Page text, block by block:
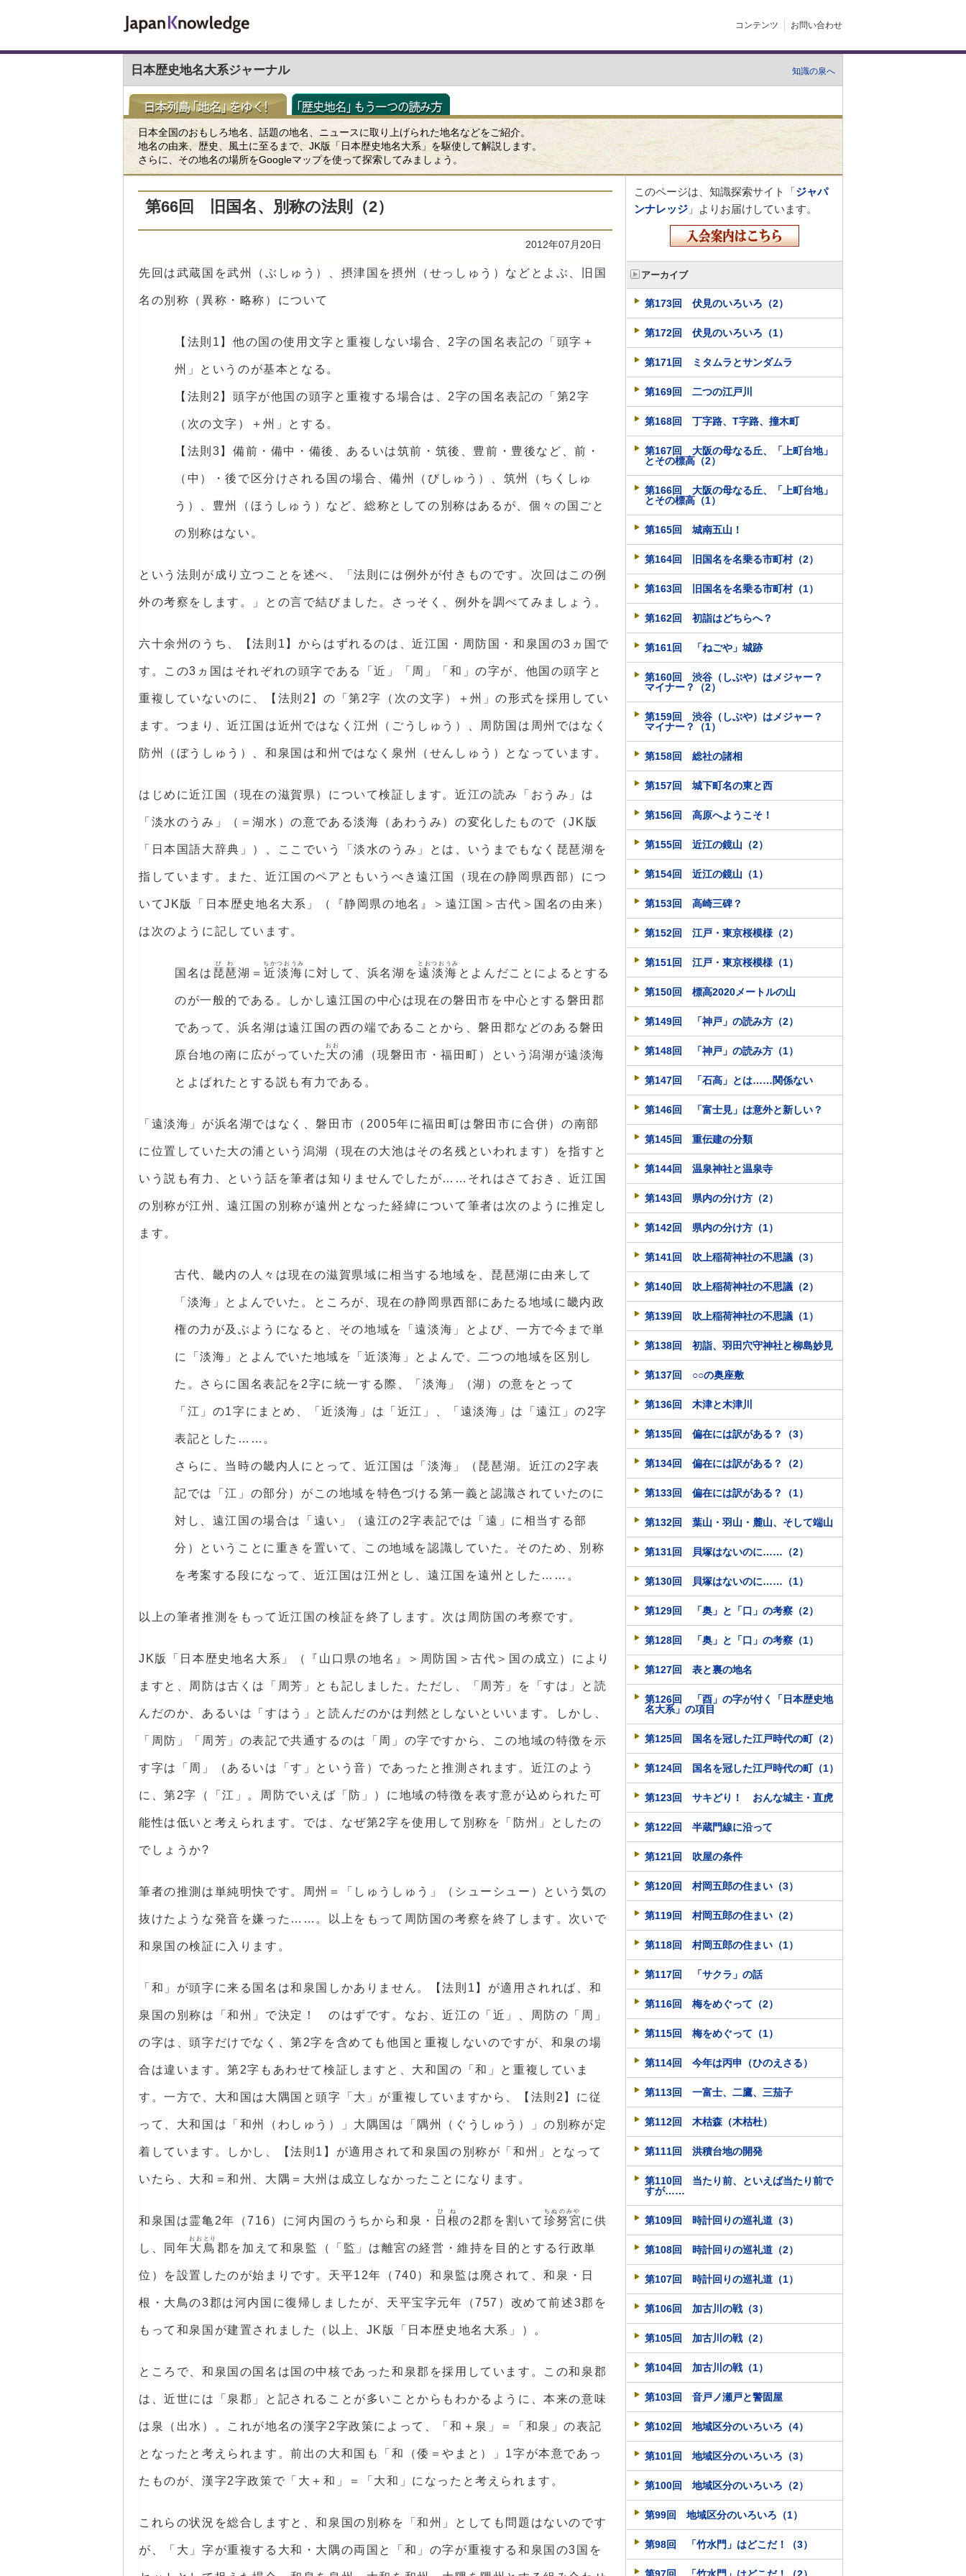
コンテンツ お問い合わせ
日本歴史地名大系ジャーナル 知識の泉へ
日本全国のおもしろ地名、話題の地名、ニュースに取り上げられた地名などをご紹介。
地名の由来、歴史、風土に至るまで、JK版「日本歴史地名大系」を駆使して解説します。
さらに、その地名の場所をGoogleマップを使って探索してみましょう。
第66回 旧国名、別称の法則（2）
2012年07月20日
先回は武蔵国を武州（ぶしゅう）、摂津国を摂州（せっしゅう）などとよぶ、旧国
名の別称（異称・略称）について
【法則1】他の国の使用文字と重複しない場合、2字の国名表記の「頭字＋
州」というのが基本となる。
【法則2】頭字が他国の頭字と重複する場合は、2字の国名表記の「第2字
（次の文字）＋州」とする。
【法則3】備前・備中・備後、あるいは筑前・筑後、豊前・豊後など、前・
（中）・後で区分けされる国の場合、備州（びしゅう）、筑州（ちくしゅ
う）、豊州（ほうしゅう）など、総称としての別称はあるが、個々の国ごと
の別称はない。
という法則が成り立つことを述べ、「法則には例外が付きものです。次回はこの例
外の考察をします。」との言で結びました。さっそく、例外を調べてみましょう。
六十余州のうち、【法則1】からはずれるのは、近江国・周防国・和泉国の3ヵ国で
す。この3ヵ国はそれぞれの頭字である「近」「周」「和」の字が、他国の頭字と
重複していないのに、【法則2】の「第2字（次の文字）＋州」の形式を採用してい
ます。つまり、近江国は近州ではなく江州（ごうしゅう）、周防国は周州ではなく
防州（ぼうしゅう）、和泉国は和州ではなく泉州（せんしゅう）となっています。
はじめに近江国（現在の滋賀県）について検証します。近江の読み「おうみ」は
「淡水のうみ」（＝湖水）の意である淡海（あわうみ）の変化したもので（JK版
「日本国語大辞典」）、ここでいう「淡水のうみ」とは、いうまでもなく琵琶湖を
指しています。また、近江国のペアともいうべき遠江国（現在の静岡県西部）につ
いてJK版「日本歴史地名大系」（『静岡県の地名』＞遠江国＞古代＞国名の由来）
は次のように記しています。
国名は 琵琶
びわ
湖＝ 近淡海
ちかつおうみ
に対して、浜名湖を遠淡海
とおつおうみ
とよんだことによるとする
のが一般的である。しかし遠江国の中心は現在の磐田市を中心とする磐田郡
であって、浜名湖は遠江国の西の端であることから、磐田郡などのある磐田
原台地の南に広がっていた 大
おお
の浦（現磐田市・福田町）という潟湖が遠淡海
とよばれたとする説も有力である。
「遠淡海」が浜名湖ではなく、磐田市（2005年に福田町は磐田市に合併）の南部
に位置していた大の浦という潟湖（現在の大池はその名残といわれます）を指すと
いう説も有力、という話を筆者は知りませんでしたが……それはさておき、近江国
の別称が江州、遠江国の別称が遠州となった経緯について筆者は次のように推定し
ます。
古代、畿内の人々は現在の滋賀県域に相当する地域を、琵琶湖に由来して
「淡海」とよんでいた。ところが、現在の静岡県西部にあたる地域に畿内政
権の力が及ぶようになると、その地域を「遠淡海」とよび、一方で今まで単
に「淡海」とよんでいた地域を「近淡海」とよんで、二つの地域を区別し
た。さらに国名表記を2字に統一する際、「淡海」（湖）の意をとって
「江」の1字にまとめ、「近淡海」は「近江」、「遠淡海」は「遠江」の2字
表記とした……。
さらに、当時の畿内人にとって、近江国は「淡海」（琵琶湖。近江の2字表
記では「江」の部分）がこの地域を特色づける第一義と認識されていたのに
対し、遠江国の場合は「遠い」（遠江の2字表記では「遠」に相当する部
分）ということに重きを置いて、この地域を認識していた。そのため、別称
を考案する段になって、近江国は江州とし、遠江国を遠州とした……。
以上の筆者推測をもって近江国の検証を終了します。次は周防国の考察です。
JK版「日本歴史地名大系」（『山口県の地名』＞周防国＞古代＞国の成立）により
ますと、周防は古くは「周芳」とも記しました。ただし、「周芳」を「すは」と読
んだのか、あるいは「すはう」と読んだのかは判然としないといいます。しかし、
「周防」「周芳」の表記で共通するのは「周」の字ですから、この地域の特徴を示
す字は「周」（あるいは「す」という音）であったと推測されます。近江のよう
に、第2字（「江」。周防でいえば「防」）に地域の特徴を表す意が込められた可
能性は低いと考えられます。では、なぜ第2字を使用して別称を「防州」としたの
でしょうか?
筆者の推測は単純明快です。周州＝「しゅうしゅう」（シューシュー）という気の
抜けたような発音を嫌った……。以上をもって周防国の考察を終了します。次いで
和泉国の検証に入ります。
「和」が頭字に来る国名は和泉国しかありません。【法則1】が適用されれば、和
泉国の別称は「和州」で決定！ のはずです。なお、近江の「近」、周防の「周」
の字は、頭字だけでなく、第2字を含めても他国と重複しないのですが、和泉の場
合は違います。第2字もあわせて検証しますと、大和国の「和」と重複していま
す。一方で、大和国は大隅国と頭字「大」が重複していますから、【法則2】に従
って、大和国は「和州（わしゅう）」大隅国は「隅州（ぐうしゅう）」の別称が定
着しています。しかし、【法則1】が適用されて和泉国の別称が「和州」となって
いたら、大和＝和州、大隅＝大州は成立しなかったことになります。
和泉国は霊亀2年（716）に河内国のうちから和泉・ 日根
ひね
の2郡を割いて 珍努宮
ちぬのみや
に供
し、同年大鳥
おおとり
郡を加えて和泉監（「監」は離宮の経営・維持を目的とする行政単
位）を設置したのが始まりです。天平12年（740）和泉監は廃されて、和泉・日
根・大鳥の3郡は河内国に復帰しましたが、天平宝字元年（757）改めて前述3郡を
もって和泉国が建置されました（以上、JK版「日本歴史地名大系」）。
ところで、和泉国の国名は国の中核であった和泉郡を採用しています。この和泉郡
は、近世には「泉郡」と記されることが多いことからもわかるように、本来の意味
は泉（出水）。これが地名の漢字2字政策によって、「和＋泉」＝「和泉」の表記
となったと考えられます。前出の大和国も「和（倭＝やまと）」1字が本意であっ
たものが、漢字2字政策で「大＋和」＝「大和」になったと考えられます。
これらの状況を総合しますと、和泉国の別称を「和州」としても問題はないのです
が、「大」字が重複する大和・大隅の両国と「和」の字が重複する和泉国の3国を
このページは、知識探索サイト「ジャパ
ンナレッジ 」よりお届けしています。
アーカイブ
第173回 伏見のいろいろ（2）
第172回 伏見のいろいろ（1）
第171回 ミタムラとサンダムラ
第169回 二つの江戸川
第168回 丁字路、T字路、撞木町
第167回 大阪の母なる丘、「上町台地」
とその標高（2）
第166回 大阪の母なる丘、「上町台地」
とその標高（1）
第165回 城南五山！
第164回 旧国名を名乗る市町村（2）
第163回 旧国名を名乗る市町村（1）
第162回 初詣はどちらへ？
第161回 「ねごや」城跡
第160回 渋谷（しぶや）はメジャー？
マイナー？（2）
第159回 渋谷（しぶや）はメジャー？
マイナー？（1）
第158回 総社の諸相
第157回 城下町名の東と西
第156回 高原へようこそ！
第155回 近江の鏡山（2）
第154回 近江の鏡山（1）
第153回 高崎三碑？
第152回 江戸・東京桜模様（2）
第151回 江戸・東京桜模様（1）
第150回 標高2020メートルの山
第149回 「神戸」の読み方（2）
第148回 「神戸」の読み方（1）
第147回 「石高」とは……関係ない
第146回 「富士見」は意外と新しい？
第145回 重伝建の分類
第144回 温泉神社と温泉寺
第143回 県内の分け方（2）
第142回 県内の分け方（1）
第141回 吹上稲荷神社の不思議（3）
第140回 吹上稲荷神社の不思議（2）
第139回 吹上稲荷神社の不思議（1）
第138回 初詣、羽田穴守神社と柳島妙見
第137回 ○○の奥座敷
第136回 木津と木津川
第135回 偏在には訳がある？（3）
第134回 偏在には訳がある？（2）
第133回 偏在には訳がある？（1）
第132回 葉山・羽山・麓山、そして端山
第131回 貝塚はないのに……（2）
第130回 貝塚はないのに……（1）
第129回 「奥」と「口」の考察（2）
第128回 「奥」と「口」の考察（1）
第127回 表と裏の地名
第126回 「酉」の字が付く「日本歴史地
名大系」の項目
第125回 国名を冠した江戸時代の町（2）
第124回 国名を冠した江戸時代の町（1）
第123回 サキどり！ おんな城主・直虎
第122回 半蔵門線に沿って
第121回 吹屋の条件
第120回 村岡五郎の住まい（3）
第119回 村岡五郎の住まい（2）
第118回 村岡五郎の住まい（1）
第117回 「サクラ」の話
第116回 梅をめぐって（2）
第115回 梅をめぐって（1）
第114回 今年は丙申（ひのえさる）
第113回 一富士、二鷹、三茄子
第112回 木枯森（木枯杜）
第111回 洪積台地の開発
第110回 当たり前、といえば当たり前で
すが……
第109回 時計回りの巡礼道（3）
第108回 時計回りの巡礼道（2）
第107回 時計回りの巡礼道（1）
第106回 加古川の戦（3）
第105回 加古川の戦（2）
第104回 加古川の戦（1）
第103回 音戸ノ瀬戸と警固屋
第102回 地域区分のいろいろ（4）
第101回 地域区分のいろいろ（3）
第100回 地域区分のいろいろ（2）
第99回 地域区分のいろいろ（1）
第98回 「竹水門」はどこだ！（3）